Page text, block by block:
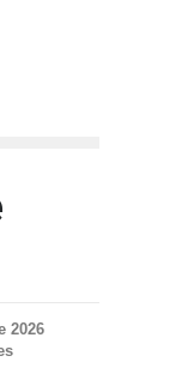
2026